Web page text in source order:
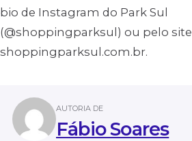
bio de Instagram do Park Sul
(@shoppingparksul) ou pelo site
shoppingparksul.com.br.
AUTORIA DE
Fábio Soares